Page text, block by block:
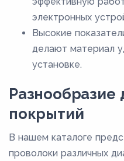
электронных
Высокие
делают материал
установке.
Разнообразие
покрытий
В нашем каталоге
проволоки различных